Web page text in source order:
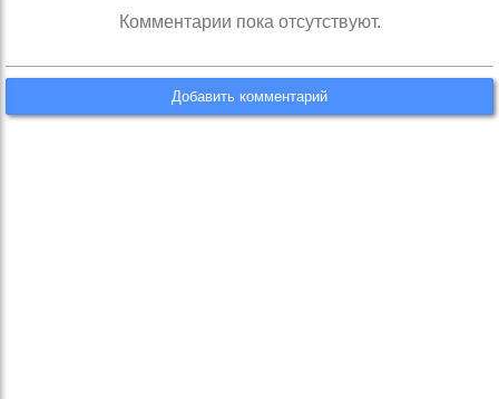
Комментарии пока отсутствуют.
Добавить комментарий